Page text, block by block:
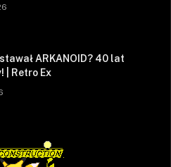
ARKANOID? 40 lat
| Retro Ex